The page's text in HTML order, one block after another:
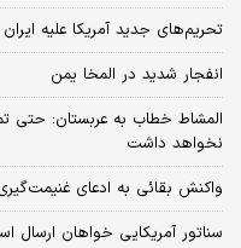
تحریم‌های جدید آمریکا علیه
انفجار شدید در المخا یمن
المشاط خطاب به عربستان: حتی
نخواهد داشت
واکنش بقائی به ادعای
سناتور آمریکایی خواهان